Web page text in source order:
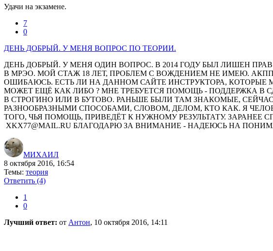
Удачи на экзамене.
7
0
ДЕНЬ ДОБРЫЙ. У МЕНЯ ВОПРОС ПО ТЕОРИИ.
ДЕНЬ ДОБРЫЙ. У МЕНЯ ОДИН ВОПРОС. В 2014 ГОДУ БЫЛ ЛИШЕН
В МРЭО. МОЙ СТАЖ 18 ЛЕТ, ПРОБЛЕМ С ВОЖДЕНИЕМ НЕ ИМЕЮ.
ОШИБАЮСЬ. ЕСТЬ ЛИ НА ДАННОМ САЙТЕ ИНСТРУКТОРА, КОТОРЫЕ
МОЖЕТ ЕЩЁ КАК ЛИБО ? МНЕ ТРЕБУЕТСЯ ПОМОЩЬ - ПОДДЕРЖКА В
В СТРОГИНО ИЛИ В БУТОВО. РАНЬШЕ БЫЛИ ТАМ ЗНАКОМЫЕ,
РАЗНООБРАЗНЫМИ СПОСОБАМИ, СЛОВОМ, ДЕЛОМ, КТО КАК. Я
ТОГО, ЧЬЯ ПОМОЩЬ, ПРИВЕДЁТ К НУЖНОМУ РЕЗУЛЬТАТУ.
XKX77@MAIL.RU БЛАГОДАРЮ ЗА ВНИМАНИЕ - НАДЕЮСЬ НА
МИХАИЛ
8 октября 2016, 16:54
Темы: теория
Ответить (4)
1
0
Лучший ответ: от Антон, 10 октября 2016, 14:11